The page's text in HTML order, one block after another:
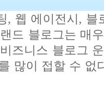
, 웹 에이전시, 블
드 블로그는 매
즈니스 블로그
많이 접할 수 없